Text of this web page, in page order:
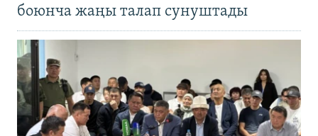
боюнча жаңы талап сунуштады